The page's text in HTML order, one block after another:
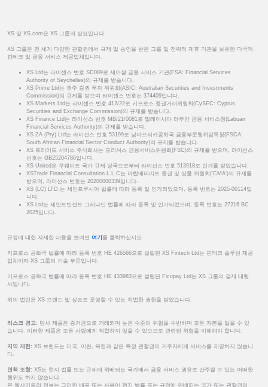
XS 및 XS.com은 XS 그룹의 상표입니다.
XS 그룹은 전 세계 다양한 관할권에서 규제 및 승인을 받은 그룹 및 전략적 제휴 기관을 보유한 다국적
핀테크 및 금융 서비스 제공업체입니다.
XS Ltd는 라이센스 번호 SD089로 세이셸 금융 서비스 기관(FSA: Financial Services
Authority of Seychelles)의 규제를 받습니다.
XS Prime Ltd는 호주 증권 투자 위원회(ASIC: Australian Securities and Investments
Commission)의 규제를 받으며 라이센스 번호는 374409입니다.
XS Markets Ltd는 라이센스 번호 412/22로 키프로스 증권거래위원회(CySEC: Cyprus
Securities and Exchange Commission)의 규제를 받습니다.
XS Finance Ltd는 라이선스 번호 MB/21/0081로 말레이시아 라부안 금융 서비스청(Labuan
Financial Services Authority)의 규제를 받습니다.
XS ZA (Pty) Ltd는 라이선스 번호 53199로 남아프리카공화국 금융부문행위감독청(FSCA:
South African Financial Sector Conduct Authority)의 규제를 받습니다.
XS 트레이드 서비스 주식회사는 모리셔스 금융서비스위원회(FSC)의 규제를 받으며, 라이선스
번호는 GB25204786입니다.
XS United은 쿠웨이트 국가 규제 당국으로부터 라이선스 번호 513918로 인가를 받았습니다.
XSTrade Financial Consultation L.L.C는 아랍에미리트 증권 및 상품 위원회('CMA')의 규제를
받으며, 라이선스 번호는 20200000339입니다.
XS (LC) LTD.는 세인트루시아 법률에 따라 등록 및 인가되었으며, 등록 번호는 2025-00114입
니다.
XS Ltd는 세인트빈센트 그레나딘 법률에 따라 등록 및 인가되었으며, 등록 번호는 27216 BC
2025입니다.
규정에 대한 자세한 내용을 보려면 여기 를 클릭하십시오.
키프로스 공화국 법률에 따라 등록 번호 HE 426566으로 설립된 XS Fintech Ltd는 핀테크 솔루션 제공
업체이자 XS 그룹의 기술 부문입니다.
키프로스 공화국 법률에 따라 등록 번호 HE 433983으로 설립된 Ficupay Ltd는 XS 그룹의 결제 대행
사입니다.
위의 법인은 XS 브랜드 및 상표로 운영할 수 있는 적법한 권한을 받았습니다.
리스크 경고: 당사 제품은 증거금으로 거래되며 높은 수준의 위험을 수반하며 모든 자본을 잃을 수 있
습니다. 이러한 제품은 모든 사람에게 적합하지 않을 수 있으므로 관련된 위험을 이해해야 합니다.
지역 제한: XS 브랜드는 미국, 이란, 북한과 같은 특정 관할권의 거주자에게 서비스를 제공하지 않습니
다.
면책 조항: XS는 현지 법률 또는 규제에 위배되는 국가에서 금융 서비스 권유로 간주될 수 있는 어떠한
행위도 하지 않습니다.
본 웹사이트의 정보는 그러한 배포 또는 사용이 현지 법률 또는 규정에 위배되는 국가 또는 관할권의